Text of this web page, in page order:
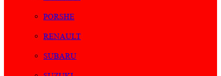
PORSHE
RENAULT
SUBARU